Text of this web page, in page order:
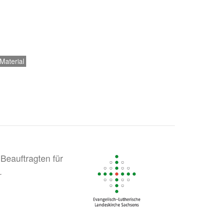
Material
für
.